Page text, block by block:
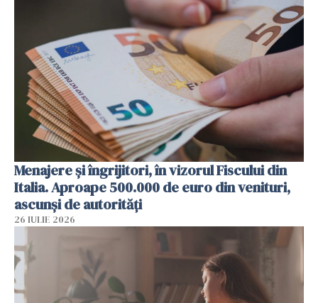
Menajere și îngrijitori, în vizorul Fiscului din
Italia. Aproape 500.000 de euro din venituri,
ascunși de autorități
26 IULIE 2026